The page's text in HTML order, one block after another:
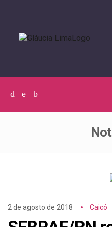
Facebook
TwitterInstagram
2 de agosto de 2018 Caicó